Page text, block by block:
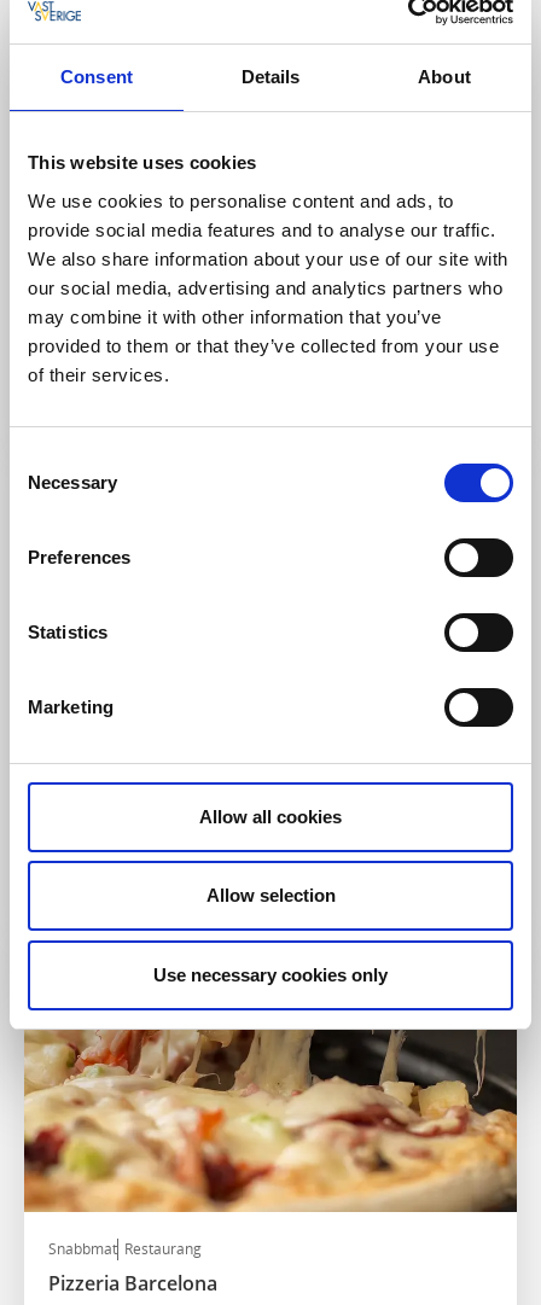
Consent Details About
This website uses cookies
We use cookies to personalise content and ads, to
provide social media features and to analyse our traffic.
We also share information about your use of our site with
our social media, advertising and analytics partners who
may combine it with other information that you’ve
provided to them or that they’ve collected from your use
of their services.
Selection
Necessary
Preferences
Statistics
Marketing
Allow all cookies
Allow selection
Use necessary cookies only
Hotell Bed and Breakfast
Brunsbo Gästgifveri
Skara
4.1★★★ ★☆ (578)
Avkopplande boende i välbevarad herrgårdsmiljö
Snabbmat
4.1★★★★☆ (267)
Snabbmat Restaurang
Pizzeria Barcelona